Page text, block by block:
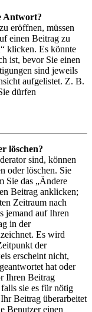
Antwort?
eröffnen, müssen
einen Beitrag zu
klicken. Es könnte
ist, bevor Sie einen
sind jeweils
aufgelistet. Z. B.
dürfen
löschen?
sind, können
oder löschen. Sie
Sie das „Ändere
Beitrag anklicken;
Zeitraum nach
jemand auf Ihren
in der
Es wird
der
erscheint nicht,
hat oder
Ihren Beitrag
sie es für nötig
Beitrag überarbeitet
Benutzer einen